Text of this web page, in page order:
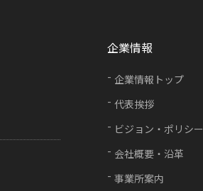
企業情報
企業情報トップ
代表挨拶
ビジョン・ポリシー
会社概要・沿革
事業所案内